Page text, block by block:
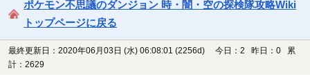
ポケモン不思議のダンジョン 時・闇・空の探検隊攻略Wiki
トップページに戻る
最終更新日：2020年06月03日 (水) 06:08:01 (2256d)
今日：2 昨日：0 累
計：2629